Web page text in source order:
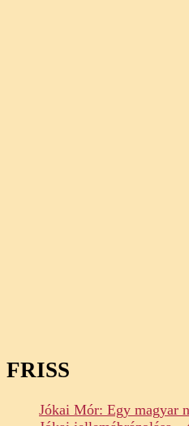
FRISS
Jókai Mór: Egy magyar